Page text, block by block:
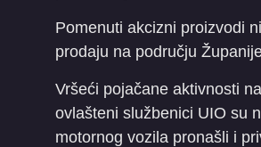
Pomenuti akcizni proizvodi
prodaju na području
Vršeći pojačane aktivnosti
ovlašteni službenici UIO su
motornog vozila pronašli i